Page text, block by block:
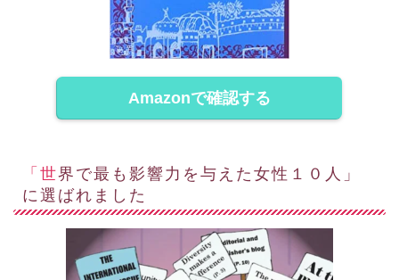
Amazonで確認する
「世界で最も影響力を与えた女性１０人」
に選ばれました